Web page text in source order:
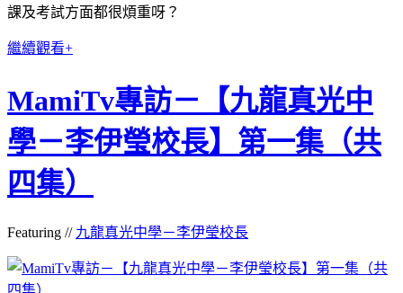
課及考試方面都很煩重呀？
繼續觀看+
MamiTv專訪－【九龍真光中
學－李伊瑩校長】第一集（共
四集）
Featuring // 九龍真光中學－李伊瑩校長